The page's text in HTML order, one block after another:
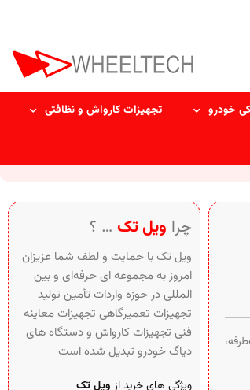
خودرو تجهیزات کارواش و نظافتی
چرا ویل تک … ؟
ویل تک با حمایت و لطف شما عزیزان
امروز به مجموعه ای حرفه‌ای و بین‌
المللی در حوزه واردات تأمین تولید
تجهیزات تعمیرگاهی تجهیزات معاینه
فنی تجهیزات کارواش و دستگاه های
دیاگ خودرو تبدیل شده است
ویژگی های خرید از ویل تک